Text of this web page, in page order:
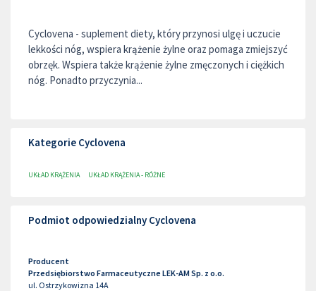
Cyclovena - suplement diety, który przynosi ulgę i uczucie
lekkości nóg, wspiera krążenie żylne oraz pomaga zmiejszyć
obrzęk. Wspiera także krążenie żylne zmęczonych i ciężkich
nóg. Ponadto przyczynia...
Kategorie Cyclovena
UKŁAD KRĄŻENIA UKŁAD KRĄŻENIA - RÓŻNE
Podmiot odpowiedzialny Cyclovena
Producent
Przedsiębiorstwo Farmaceutyczne LEK-AM Sp. z o.o.
ul. Ostrzykowizna 14A